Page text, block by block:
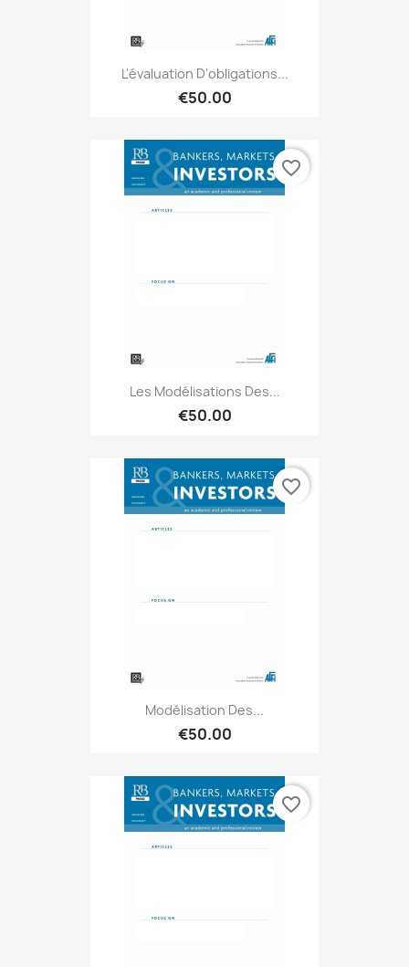
L'évaluation D'obligations...
€50.00
Les Modélisations Des...
€50.00
favorite_border
Modélisation Des...
€50.00
favorite_border
favorite_border